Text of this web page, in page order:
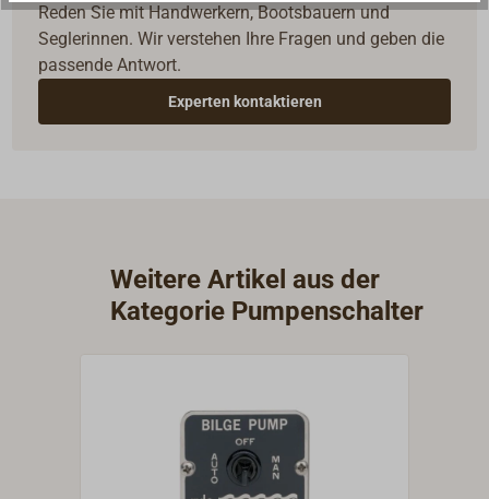
Reden Sie mit Handwerkern, Bootsbauern und
Seglerinnen. Wir verstehen Ihre Fragen und geben die
passende Antwort.
Experten kontaktieren
Weitere Artikel aus der
Kategorie Pumpenschalter